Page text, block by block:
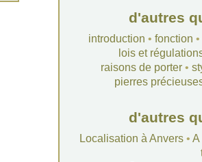
d'autres
introduction • fonction •
lois et
raisons de porter•
pierres
d'autres
Localisation à Anvers• A